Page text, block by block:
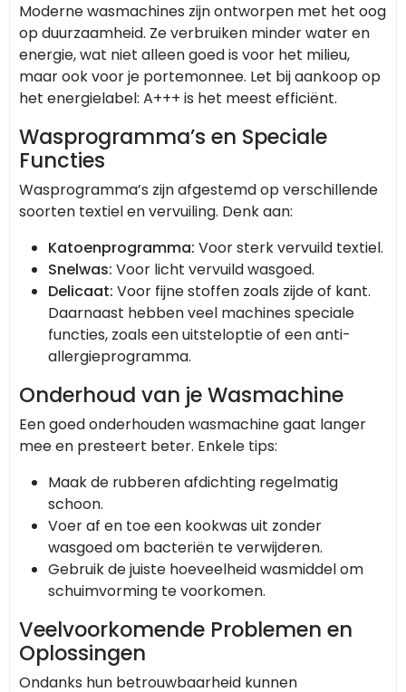
Moderne wasmachines zijn ontworpen met het oog
op duurzaamheid. Ze verbruiken minder water en
energie, wat niet alleen goed is voor het milieu,
maar ook voor je portemonnee. Let bij aankoop op
het energielabel: A+++ is het meest efficiënt.
Wasprogramma’s en Speciale
Functies
Wasprogramma’s zijn afgestemd op verschillende
soorten textiel en vervuiling. Denk aan:
Katoenprogramma: Voor sterk vervuild textiel.
Snelwas: Voor licht vervuild wasgoed.
Delicaat: Voor fijne stoffen zoals zijde of kant.
Daarnaast hebben veel machines speciale
functies, zoals een uitsteloptie of een anti-
allergieprogramma.
Onderhoud van je Wasmachine
Een goed onderhouden wasmachine gaat langer
mee en presteert beter. Enkele tips:
Maak de rubberen afdichting regelmatig
schoon.
Voer af en toe een kookwas uit zonder
wasgoed om bacteriën te verwijderen.
Gebruik de juiste hoeveelheid wasmiddel om
schuimvorming te voorkomen.
Veelvoorkomende Problemen en
Oplossingen
Ondanks hun betrouwbaarheid kunnen